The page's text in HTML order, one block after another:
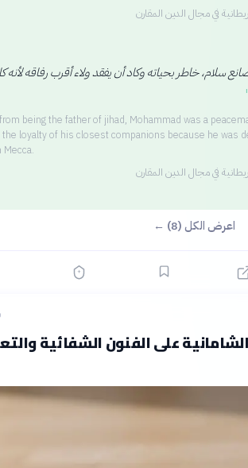
في مجال الدين المقارن
سلام، خاطر بحياته وكاد أن يفقد ولاء أقرب رفاقه لأنه
being the father of jihad, Mohammad was a
loyalty of his closest companions because he was
Mecca.
في مجال الدين المقارن
اعرض الكل (8) ←
على الفنون الشفائية